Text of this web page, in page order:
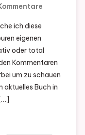
Zu
Die
Buchlücken
Samstags-
Lücke
ich diese
eigenen
oder total
Kommentaren
um zu schauen
aktuelles Buch in